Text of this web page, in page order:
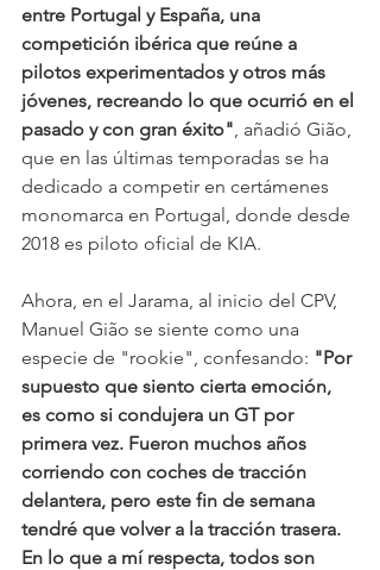
entre Portugal y España, una
competición ibérica que reúne a
pilotos experimentados y otros más
jóvenes, recreando lo que ocurrió en el
pasado y con gran éxito", añadió Gião,
que en las últimas temporadas se ha
dedicado a competir en certámenes
monomarca en Portugal, donde desde
2018 es piloto oficial de KIA.
Ahora, en el Jarama, al inicio del CPV,
Manuel Gião se siente como una
especie de "rookie", confesando: "Por
supuesto que siento cierta emoción,
es como si condujera un GT por
primera vez. Fueron muchos años
corriendo con coches de tracción
delantera, pero este fin de semana
tendré que volver a la tracción trasera.
En lo que a mí respecta, todos son